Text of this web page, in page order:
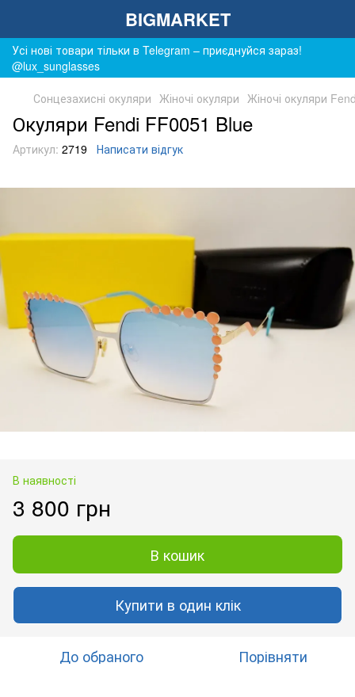
BIGMARKET
Усі нові товари тільки в Telegram – приєднуйся зараз!
@lux_sunglasses
Сонцезахисні окуляри Жіночі окуляри Жіночі окуляри
Окуляри Fendi FF0051 Blue
Артикул: 2719 Написати відгук
В наявності
3 800 грн
В кошик
Купити в один клік
До обраного Порівняти